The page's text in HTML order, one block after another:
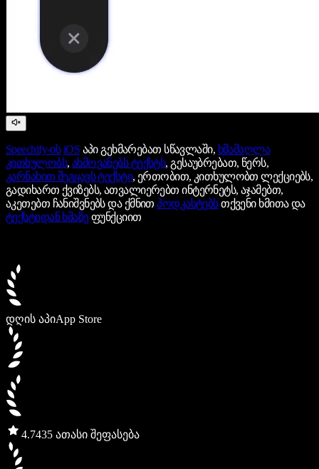
Speechify-ის iOS აპი გეხმარებათ სწავლაში, ხმამაღლა
კითხულობს, ახმოვანებს ტექსტს, გესაუბრებათ, წერს,
კარნახით შეგყავს ტექსტი, ერთობით, კითხულობთ ლექციებს,
გადიხართ ქვიზებს, ათვალიერებთ ინტერნეტს, აჯამებთ,
აკეთებთ ჩანიშვნებს და ქმნითპოდკასტებსთქვენი ხმითა და
ტექსტიდან ხმაზეფუნქციით
დღის აპიApp Store
4.7435 ათასი შეფასება